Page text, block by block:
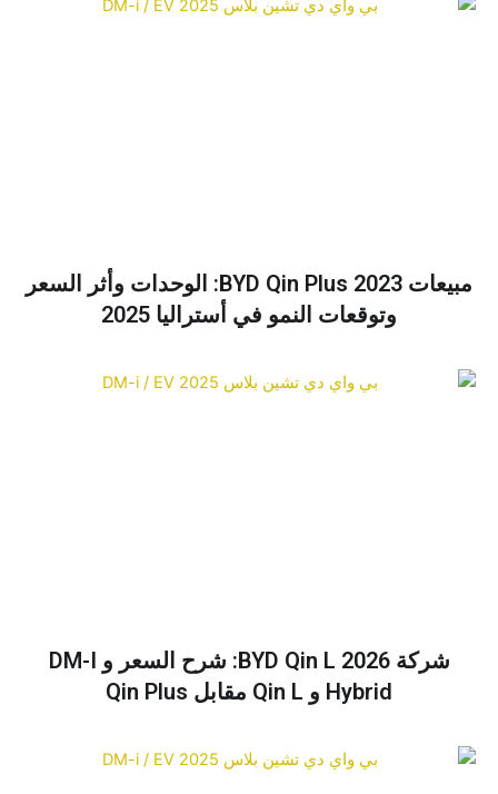
مبيعات BYD Qin Plus 2023: الوحدات وأثر السعر
وتوقعات النمو في أستراليا 2025
شركة BYD Qin L 2026: شرح السعر و DM-I
Hybrid و Qin L مقابل Qin Plus